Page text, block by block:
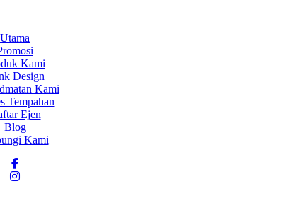
Utama
Kami
Design
Kami
Tempahan
Ejen
Blog
Kami